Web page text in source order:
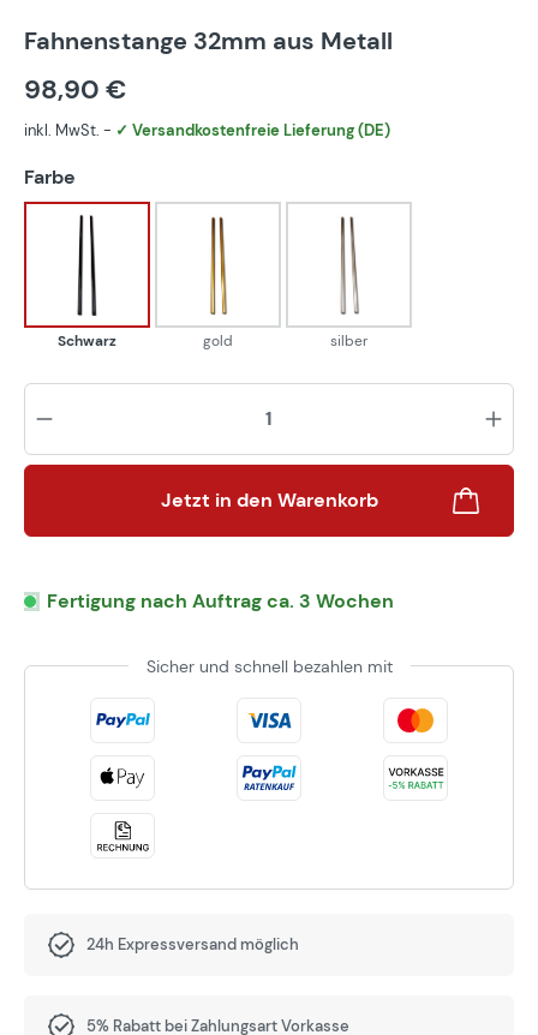
Fahnenstange 32mm aus Metall
98,90 €
inkl. MwSt. - ✓ Versandkostenfreie Lieferung (DE)
Farbe
Schwarz
Schwarz
gold
gold
silber
silber
Jetzt in den Warenkorb
Fertigung nach Auftrag ca. 3 Wochen
Sicher und schnell bezahlen mit
24h Expressversand möglich
5% Rabatt bei Zahlungsart Vorkasse